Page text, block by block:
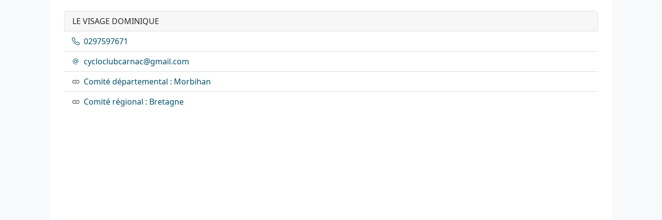
LE VISAGE DOMINIQUE
0297597671
cycloclubcarnac@gmail.com
Comité départemental : Morbihan
Comité régional : Bretagne